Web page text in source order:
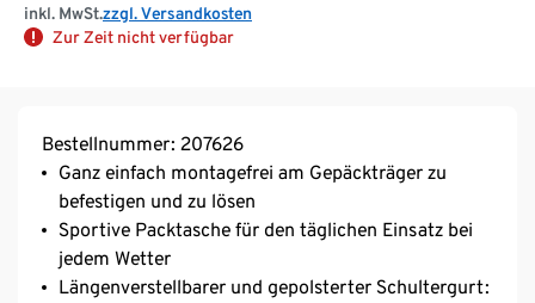
inkl. MwSt.zzgl. Versandkosten
Zur Zeit nicht verfügbar
Bestellnummer: 207626
Ganz einfach montagefrei am Gepäckträger zu
befestigen und zu lösen
Sportive Packtasche für den täglichen Einsatz bei
jedem Wetter
Längenverstellbarer und gepolsterter Schultergurt: